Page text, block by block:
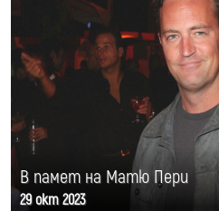
В памет на Матю Пери
29 окт 2023